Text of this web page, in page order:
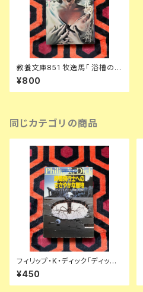
教養文庫851 牧逸馬「 浴槽の花
嫁 世界怪奇実話ーⅠ」カバー:
合田佐和子 解説:松本清張 社会
思想社
¥800
同じカテゴリの商品
フィリップ・K・ディック「ディック
傑作集② 時間飛行士へのささ
やかな贈物」浅倉久志・他訳 ハ
ヤカワSF文庫 早川書房
¥450